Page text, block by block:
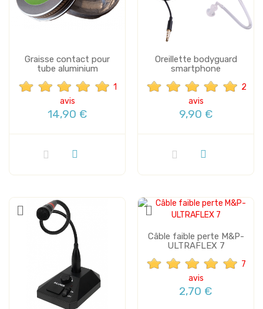
Graisse contact pour
tube aluminium
1
avis
14,90 €
Oreillette bodyguard
smartphone
2
avis
9,90 €
Câble faible perte M&P-
ULTRAFLEX 7
7
avis
2,70 €